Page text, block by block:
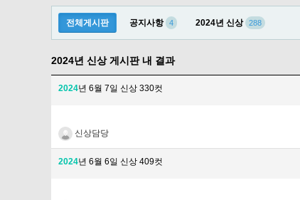
전체게시판 공지사항 4 2024년 신상 288
2024년 신상 게시판 내 결과
2024년 6월 7일 신상 330컷
신상담당
2024년 6월 6일 신상 409컷